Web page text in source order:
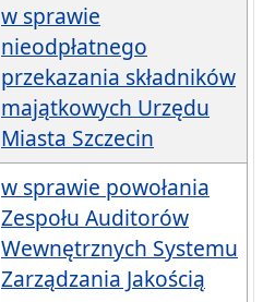
w sprawie
nieodpłatnego
przekazania składników
majątkowych Urzędu
Miasta Szczecin
w sprawie powołania
Zespołu Auditorów
Wewnętrznych Systemu
Zarządzania Jakością